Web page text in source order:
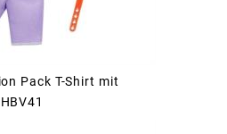
Pack T-Shirt mit